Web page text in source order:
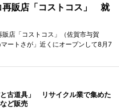
再販店「コストコス」 就
店「コストコス」（佐賀市与賀
ートさが」近くにオープンして8月7
古道具」 リサイクル業で集めた
ど販売